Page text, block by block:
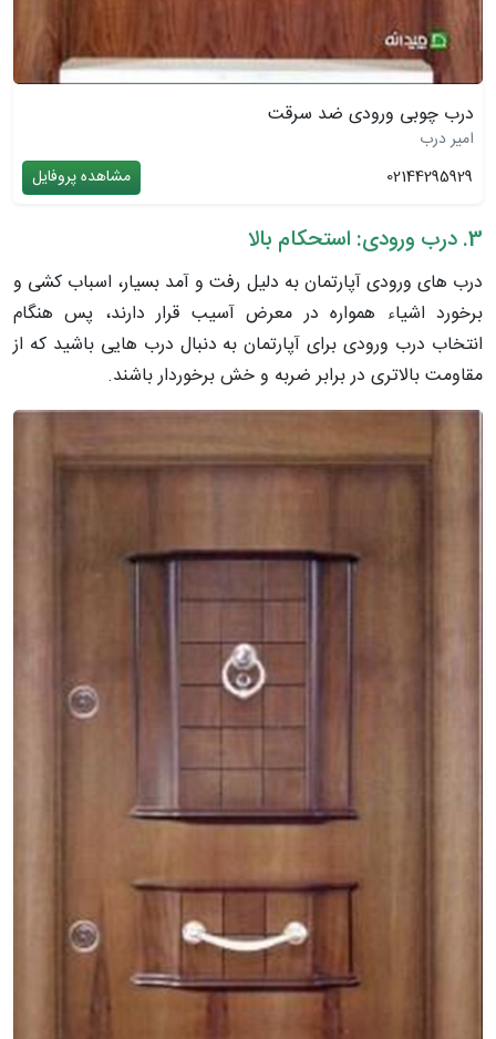
درب چوبی ورودی ضد سرقت
امیر درب
02144295929
مشاهده پروفایل
3. درب ورودی: استحکام بالا
درب های ورودی آپارتمان به دلیل رفت و آمد بسیار، اسباب کشی و
برخورد اشیاء همواره در معرض آسیب قرار دارند، پس هنگام
انتخاب درب ورودی برای آپارتمان به دنبال درب هایی باشید که از
مقاومت بالاتری در برابر ضربه و خش برخوردار باشند.